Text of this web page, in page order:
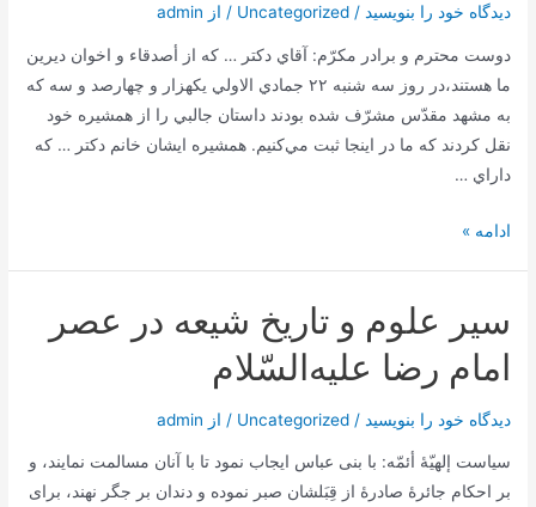
روز
ذی
مشهد
دیدگاه‌ خود را بنویسید /
Uncategorized / از admin
دوست محترم و برادر مكرّم: آقاي دكتر … كه از أصدقاء و اخوان ديرين
ما هستند،در روز سه شنبه ٢٢ جمادي الاولي يكهزار و چهارصد و سه كه
به مشهد مقدّس مشرّف شده بودند داستان جالبي را از همشيره خود
نقل كردند كه ما در اينجا ثبت مي‌كنيم. همشيره ايشان خانم دكتر … كه
داراي …
شفا
رضا
عليه
السّلام
در
آستان
ادامه »
سير علوم‌ و تاريخ‌ شيعه‌ در عصر
امام‌ رضا عليه‌السّلام
دیدگاه‌ خود را بنویسید /
Uncategorized / از admin
سياست‌ إلهيّۀ أئمّه‌: با بنی عباس‌ ايجاب‌ نمود تا با آنان‌ مسالمت‌ نمايند، و
بر احکام‌ جائرۀ صادرۀ از قِبَلشان‌ صبر نموده‌ و دندان‌ بر جگر نهند، برای